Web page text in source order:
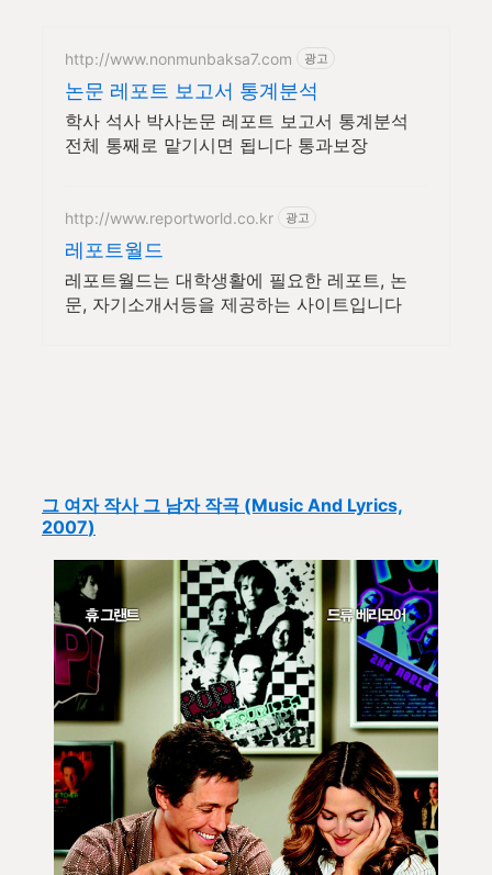
http://www.nonmunbaksa7.com 광고
논문 레포트 보고서 통계분석
학사 석사 박사논문 레포트 보고서 통계분석
전체 통째로 맡기시면 됩니다 통과보장
http://www.reportworld.co.kr 광고
레포트월드
레포트월드는 대학생활에 필요한 레포트, 논
문, 자기소개서등을 제공하는 사이트입니다
그 여자 작사 그 남자 작곡 (Music And Lyrics,
2007)